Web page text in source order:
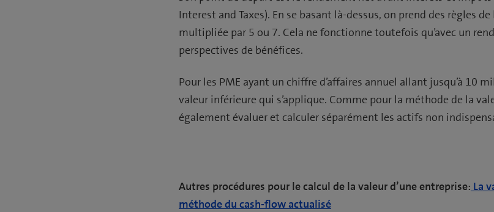
Interest and Taxes). En se basant là-dessus, on prend des règles
multipliée par 5 ou 7. Cela ne fonctionne toutefois qu’avec un
perspectives de bénéfices.
Pour les PME ayant un chiffre d’affaires annuel allant jusqu’à 10
valeur inférieure qui s’applique. Comme pour la méthode de la
également évaluer et calculer séparément les actifs non
Autres procédures pour le calcul de la valeur d’une entreprise: La
méthode du cash-flow actualisé